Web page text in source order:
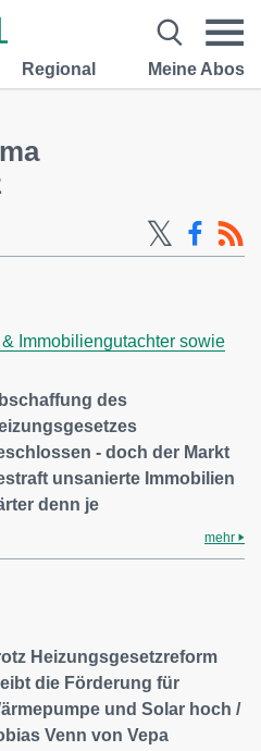
Regional Meine Abos
Immobiliengutachter sowie
des
- doch der Markt
unsanierte Immobilien
denn je
mehr
Heizungsgesetzreform
die Förderung für
und Solar hoch /
Venn von Vepa